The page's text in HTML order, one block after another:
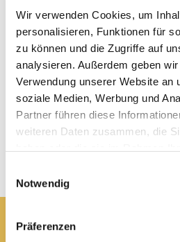
Wir verwenden Cookies, um
personalisieren, Funktionen für
zu können und die Zugriffe auf
analysieren. Außerdem geben
Verwendung unserer Website an
soziale Medien, Werbung und
Partner führen diese
weiteren Daten zusammen, die
Notwendig
Präferenzen